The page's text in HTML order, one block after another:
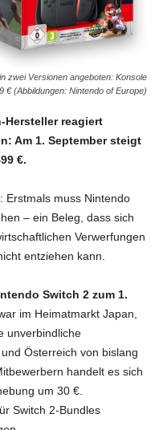
zwei Versionen angeboten: Konsole
€ (Abbildungen: Nintendo of Europe)
Hersteller reagiert
Am 1. September steigt
€.
Erstmals muss Nintendo
– ein Beleg, dass sich
Verwerfungen
entziehen kann.
Switch 2 zum 1.
im Heimatmarkt Japan,
unverbindliche
Österreich von bislang
handelt es sich
um 30 €.
Switch 2-Bundles